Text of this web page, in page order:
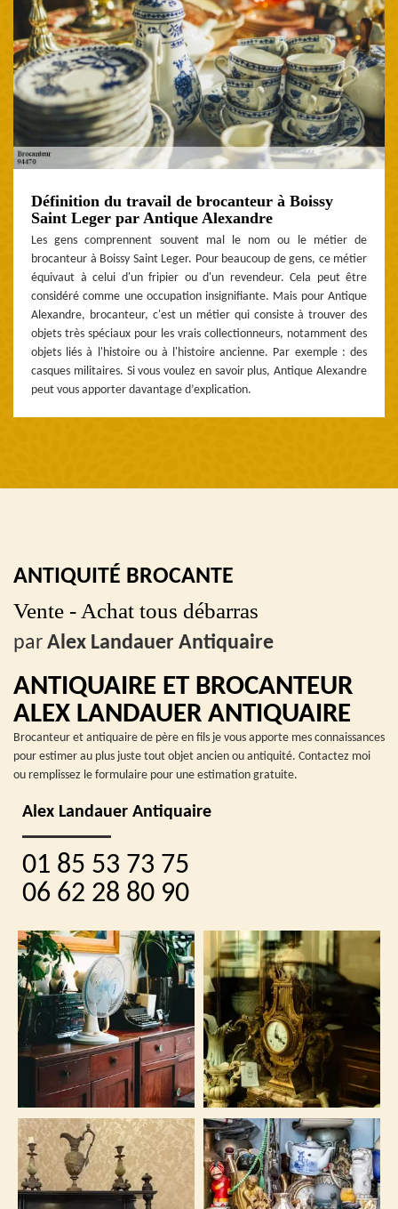
Définition du travail de brocanteur à Boissy
Saint Leger par Antique Alexandre
Les gens comprennent souvent mal le nom ou le métier de
brocanteur à Boissy Saint Leger. Pour beaucoup de gens, ce métier
équivaut à celui d'un fripier ou d'un revendeur. Cela peut être
considéré comme une occupation insignifiante. Mais pour Antique
Alexandre, brocanteur, c'est un métier qui consiste à trouver des
objets très spéciaux pour les vrais collectionneurs, notamment des
objets liés à l'histoire ou à l'histoire ancienne. Par exemple : des
casques militaires. Si vous voulez en savoir plus, Antique Alexandre
peut vous apporter davantage d’explication.
ANTIQUITÉ BROCANTE
Vente - Achat tous débarras
par Alex Landauer Antiquaire
ANTIQUAIRE ET BROCANTEUR
ALEX LANDAUER ANTIQUAIRE
Brocanteur et antiquaire de père en fils je vous apporte mes connaissances
pour estimer au plus juste tout objet ancien ou antiquité. Contactez moi
ou remplissez le formulaire pour une estimation gratuite.
Alex Landauer Antiquaire
01 85 53 73 75
06 62 28 80 90